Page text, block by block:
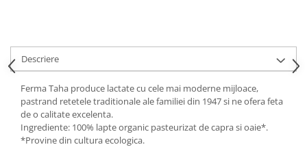
Descriere
Ferma Taha produce lactate cu cele mai moderne mijloace,
pastrand retetele traditionale ale familiei din 1947 si ne ofera feta
de o calitate excelenta.
Ingrediente: 100% lapte organic pasteurizat de capra si oaie*.
*Provine din cultura ecologica.